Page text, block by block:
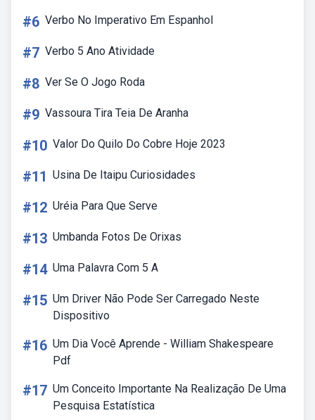
#6 Verbo No Imperativo Em Espanhol
#7 Verbo 5 Ano Atividade
#8 Ver Se O Jogo Roda
#9 Vassoura Tira Teia De Aranha
#10 Valor Do Quilo Do Cobre Hoje 2023
#11 Usina De Itaipu Curiosidades
#12 Uréia Para Que Serve
#13 Umbanda Fotos De Orixas
#14 Uma Palavra Com 5 A
#15 Um Driver Não Pode Ser Carregado Neste
Dispositivo
#16 Um Dia Você Aprende - William Shakespeare
Pdf
#17 Um Conceito Importante Na Realização De Uma
Pesquisa Estatística